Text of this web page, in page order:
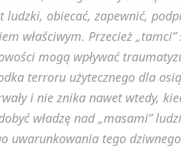
ludzki, obiecać, zapewnić,
właściwym. Przecież
mogą wpływać
terroru użytecznego dla
i nie znika nawet wtedy,
władzę nad „masami”
uwarunkowania tego